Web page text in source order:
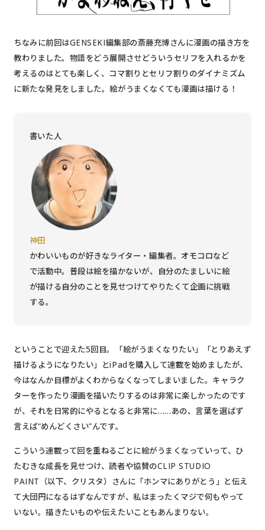
ちなみに前回はGENSEKI編集部の斎藤充博さんに漫画の描き方を
教わりました。物語をどう展開させどういうセリフを入れるかを
考えるのはとても楽しく、コマ割りとセリフ割りのダイナミズム
に新たな発見をしました。絵がうまくなくても漫画は描ける！
書いた人
神田
かわいいものが好きなライター・編集者。オモコロなど
で活動中。普段は絵を描かないが、自分のたましいに絵
が描ける自分のことを見せつけてやりたくて企画に挑戦
する。
ということで迎えた5回目。「絵がうまくなりたい」「とりあえず
描けるようになりたい」とiPadを購入して連載を始めましたが、
今はなんか目標がよくわからなくなってしまいました。キャラク
ターを作ったり漫画を描いたりするのは非常に楽しかったのです
が、それを日常的にやるとなると非常に……あの、言葉を選ばず
言えば“めんどくさい”んです。
こういう連載って回を重ねるごとに絵がうまくなっていって、ひ
たむきな成長を見せつけ、読者や協賛のCLIP STUDIO
PAINT（以下、クリスタ）さんに「ホンマにありがとう」と伝え
て大団円になるはずなんですが、私はまったくマジで何もやって
いない。描きたいものや伝えたいこともあんまりない。